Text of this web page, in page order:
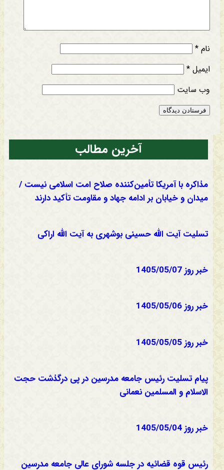
نام *
ایمیل *
وب‌ سایت
آخرین مطالب
مذاکره با آمریکا تأمین‌کننده صلاح امت اسلامی نیست /
میدان و خیابان بر ادامه جهاد و مقاومت تأکید دارند
تسلیت آیت الله حسینی بوشهری به آیت الله اراکی
خبر روز 1405/05/07
خبر روز 1405/05/06
خبر روز 1405/05/05
پیام تسلیت رئیس جامعه مدرسین در پی درگذشت حجت
الاسلام و المسلمین نعمانی
خبر روز 1405/05/04
رئیس قوه قضائیه در جلسه شورای عالی جامعه مدرسین